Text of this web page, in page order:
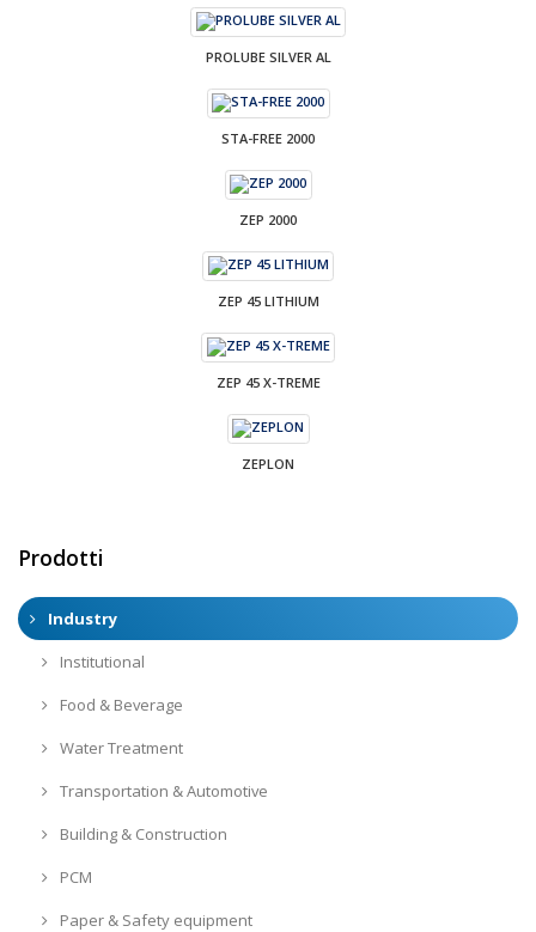
PROLUBE SILVER AL
STA-FREE 2000
ZEP 2000
ZEP 45 LITHIUM
ZEP 45 X-TREME
ZEPLON
Prodotti
Industry
Institutional
Food & Beverage
Water Treatment
Transportation & Automotive
Building & Construction
PCM
Paper & Safety equipment